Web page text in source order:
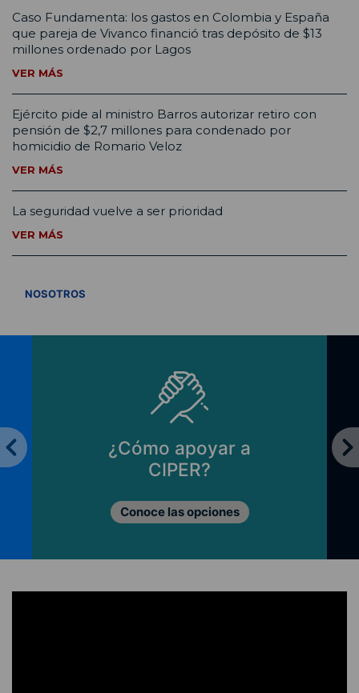
Caso Fundamenta: los gastos en Colombia y España
que pareja de Vivanco financió tras depósito de $13
millones ordenado por Lagos
VER MÁS
Ejército pide al ministro Barros autorizar retiro con
pensión de $2,7 millones para condenado por
homicidio de Romario Veloz
VER MÁS
La seguridad vuelve a ser prioridad
VER MÁS
NOSOTROS
¿Cómo apoyar a
CIPER?
Conoce las opciones